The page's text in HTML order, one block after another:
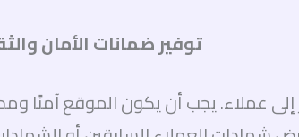
توفير ضمانات الأمان
إلى عملاء. يجب أن يكون الموقع آمنًا